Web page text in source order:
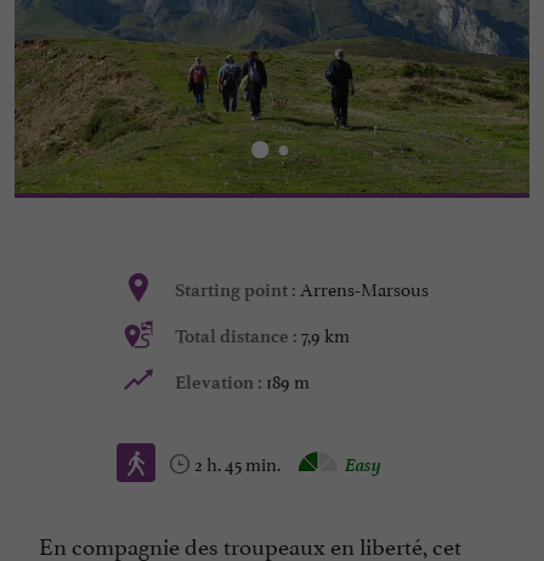
Starting point : Arrens-Marsous
Total distance : 7,9 km
Elevation : 189 m
2 h. 45 min. Easy
En compagnie des troupeaux en liberté, cet